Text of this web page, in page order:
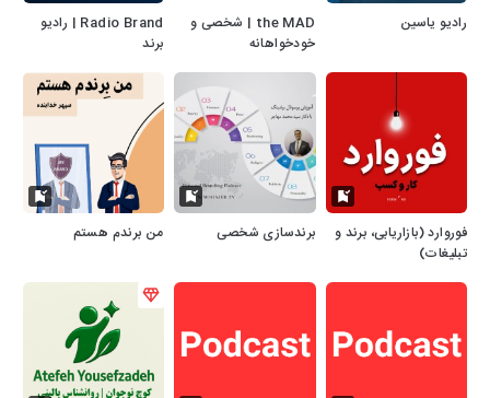
رادیو یاسین
the MAD | شخصی و
خودخواهانه
Radio Brand | رادیو
برند
فوروارد (بازاریابی، برند و
تبلیغات)
برندسازی شخصی من برندم هستم